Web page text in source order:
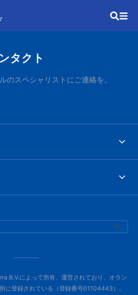
タクト
のスペシャリストにご連絡を。
B.V.によって所有、運営されており、オラン
に登録されている（登録番号01104443）。